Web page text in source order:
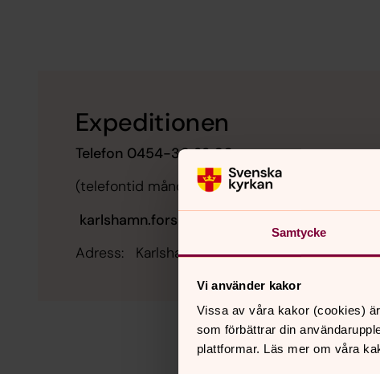
Samtycke
Vi använder kakor
Vissa av våra kakor (cookies)
som förbättrar din
plattformar. Läs mer om våra
Expeditionen
Telefon 0454-30 22 00
(telefontid måndag, tisdag, torsdag och fredag
karlshamn.forsamling@svenskakyrkan.se
Adress: Karlshamns församling,